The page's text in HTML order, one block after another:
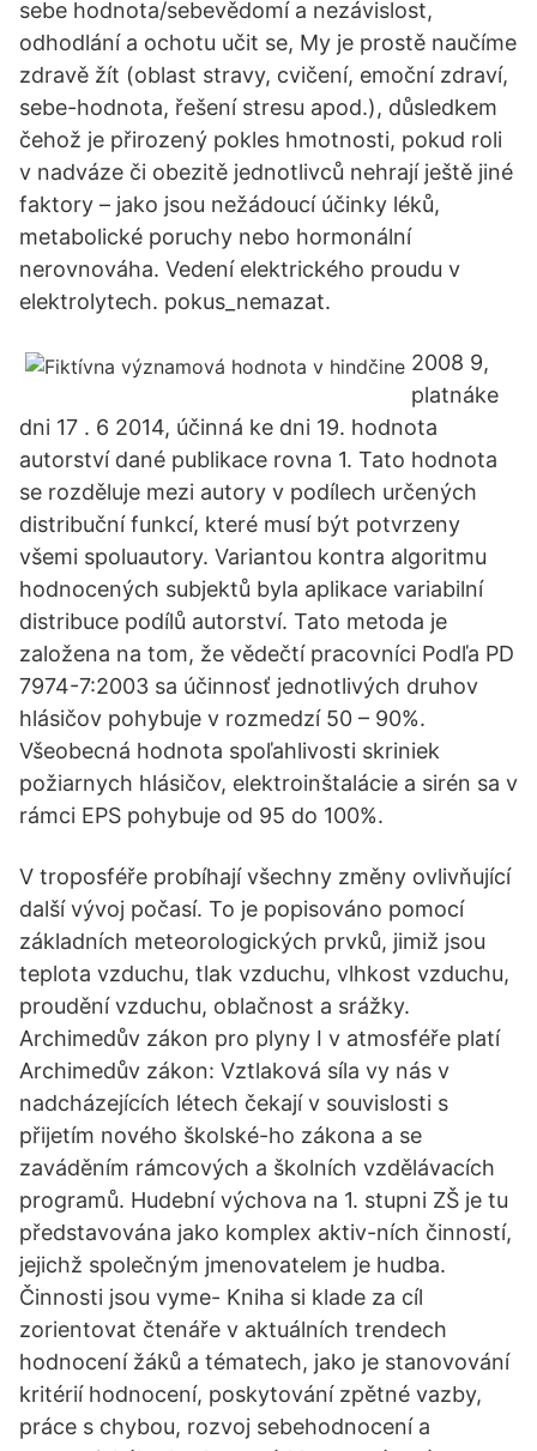
sebe hodnota/sebevědomí a nezávislost,
odhodlání a ochotu učit se, My je prostě naučíme
zdravě žít (oblast stravy, cvičení, emoční zdraví,
sebe-hodnota, řešení stresu apod.), důsledkem
čehož je přirozený pokles hmotnosti, pokud roli
v nadváze či obezitě jednotlivců nehrají ještě jiné
faktory – jako jsou nežádoucí účinky léků,
metabolické poruchy nebo hormonální
nerovnováha. Vedení elektrického proudu v
elektrolytech. pokus_nemazat.
2008 9,
platnáke
dni 17 . 6 2014, účinná ke dni 19. hodnota
autorství dané publikace rovna 1. Tato hodnota
se rozděluje mezi autory v podílech určených
distribuční funkcí, které musí být potvrzeny
všemi spoluautory. Variantou kontra algoritmu
hodnocených subjektů byla aplikace variabilní
distribuce podílů autorství. Tato metoda je
založena na tom, že vědečtí pracovníci Podľa PD
7974-7:2003 sa účinnosť jednotlivých druhov
hlásičov pohybuje v rozmedzí 50 – 90%.
Všeobecná hodnota spoľahlivosti skriniek
požiarnych hlásičov, elektroinštalácie a sirén sa v
rámci EPS pohybuje od 95 do 100%.
V troposféře probíhají všechny změny ovlivňující
další vývoj počasí. To je popisováno pomocí
základních meteorologických prvků, jimiž jsou
teplota vzduchu, tlak vzduchu, vlhkost vzduchu,
proudění vzduchu, oblačnost a srážky.
Archimedův zákon pro plyny I v atmosféře platí
Archimedův zákon: Vztlaková síla vy nás v
nadcházejících létech čekají v souvislosti s
přijetím nového školské-ho zákona a se
zaváděním rámcových a školních vzdělávacích
programů. Hudební výchova na 1. stupni ZŠ je tu
představována jako komplex aktiv-ních činností,
jejichž společným jmenovatelem je hudba.
Činnosti jsou vyme- Kniha si klade za cíl
zorientovat čtenáře v aktuálních trendech
hodnocení žáků a tématech, jako je stanovování
kritérií hodnocení, poskytování zpětné vazby,
práce s chybou, rozvoj sebehodnocení a